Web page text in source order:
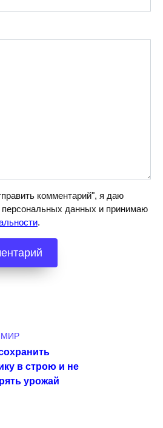
комментарий", я даю
персональных данных и принимаю
.
МИР
в строю и не
урожай